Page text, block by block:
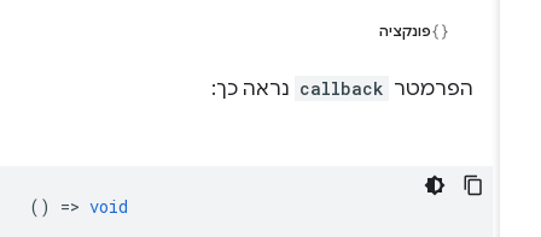
פונקציה
הפרמטר callback נראה כך:
() => void